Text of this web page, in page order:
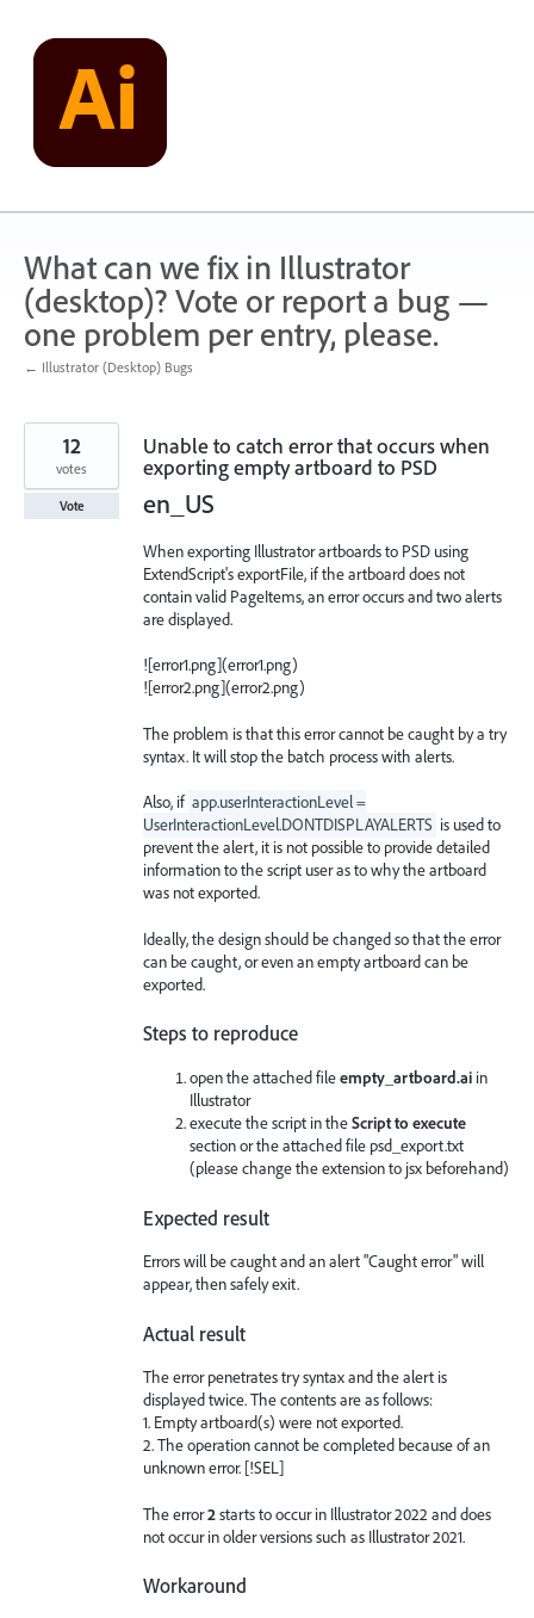
content
What can we fix in Illustrator
(desktop)? Vote or report a bug —
one problem per entry, please.
← Illustrator (Desktop) Bugs
Unable to catch error that occurs when
exporting empty artboard to PSD
en_US
When exporting Illustrator artboards to PSD using
ExtendScript's exportFile, if the artboard does not
contain valid PageItems, an error occurs and two alerts
are displayed.
![error1.png](error1.png)
![error2.png](error2.png)
The problem is that this error cannot be caught by a try
syntax. It will stop the batch process with alerts.
Also, if app.userInteractionLevel =
UserInteractionLevel.DONTDISPLAYALERTS is used to
prevent the alert, it is not possible to provide detailed
information to the script user as to why the artboard
was not exported.
Ideally, the design should be changed so that the error
can be caught, or even an empty artboard can be
exported.
Steps to reproduce
open the attached fileempty_artboard.ai in
Illustrator
execute the script in theScript to execute
section or the attached file psd_export.txt
(please change the extension to jsx beforehand)
Expected result
Errors will be caught and an alert "Caught error" will
appear, then safely exit.
Actual result
The error penetrates try syntax and the alert is
displayed twice. The contents are as follows:
1. Empty artboard(s) were not exported.
2. The operation cannot be completed because of an
unknown error. [!SEL]
The error2starts to occur in Illustrator 2022 and does
not occur in older versions such as Illustrator 2021.
Workaround
12
votes
Vote